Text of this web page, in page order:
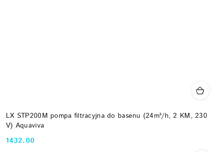
LX STP200M pompa filtracyjna do basenu (24m³/h, 2 KM, 230
V) Aquaviva
Cena:
1432.00